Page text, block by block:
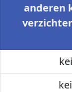
anderen